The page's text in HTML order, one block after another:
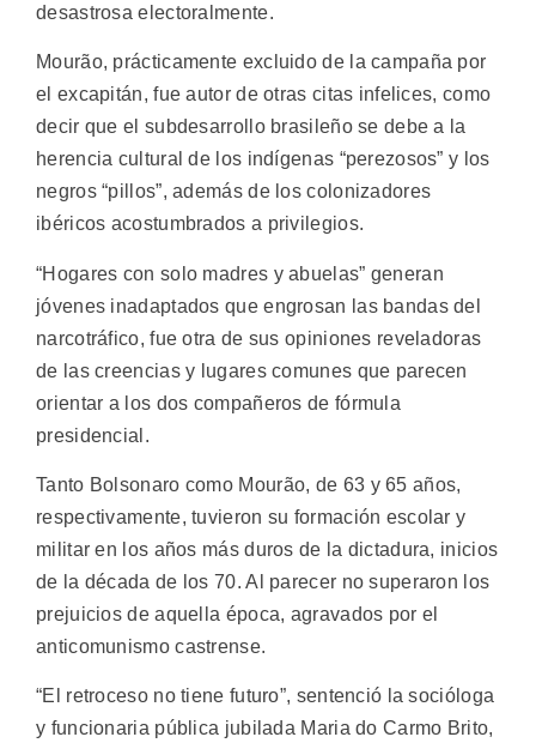
desastrosa electoralmente.
Mourão, prácticamente excluido de la campaña por
el excapitán, fue autor de otras citas infelices, como
decir que el subdesarrollo brasileño se debe a la
herencia cultural de los indígenas “perezosos” y los
negros “pillos”, además de los colonizadores
ibéricos acostumbrados a privilegios.
“Hogares con solo madres y abuelas” generan
jóvenes inadaptados que engrosan las bandas del
narcotráfico, fue otra de sus opiniones reveladoras
de las creencias y lugares comunes que parecen
orientar a los dos compañeros de fórmula
presidencial.
Tanto Bolsonaro como Mourão, de 63 y 65 años,
respectivamente, tuvieron su formación escolar y
militar en los años más duros de la dictadura, inicios
de la década de los 70. Al parecer no superaron los
prejuicios de aquella época, agravados por el
anticomunismo castrense.
“El retroceso no tiene futuro”, sentenció la socióloga
y funcionaria pública jubilada Maria do Carmo Brito,